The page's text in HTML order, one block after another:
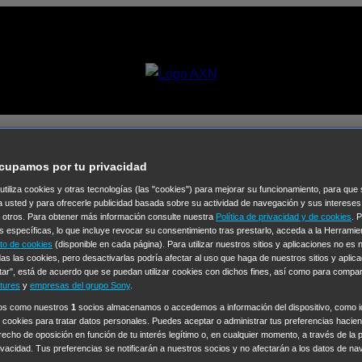
Selecciona un
Colección de Videos
Operación: Huracán House of Cards Despedida Salvaje
Cinco en familia Hudson & Rex Diez libras y un sueño Mr
y Lola High Country Los casos de Susan Ryeland: Moonflower
Libre de Culpa Morbius NCIS: Nueva Orleans Pandora En
Chicago Fire Monarch Circuito cerrado Alert: Unidad de
por tu privacidad
cookies y otras tecnologías (las "cookies") para mejorar su funcionamiento, para que
usted y para ofrecerle publicidad basada sobre su actividad de navegación y sus
otros. Para obtener más información consulte nuestra Política de privacidad y de cookies .
específicas, lo que incluye revocar su consentimiento tras prestarlo, acceda a la
de cookies (disponible en cada página). Para utilizar nuestros sitios y aplicaciones no es
las cookies, pero desactivarlas podría afectar al uso que haga de nuestros sitios y
está de acuerdo que se puedan utilizar cookies con dichos fines, así como para
y empresas del grupo Sony.
como nuestros 1 socios almacenamos o accedemos a información del dispositivo, como
para tratar datos personales. Puedes aceptar o administrar tus preferencias
de oposición en función de tu interés legítimo o, en cualquier momento, a través de la
Tus preferencias se notificarán a nuestros socios y no afectarán a los datos de